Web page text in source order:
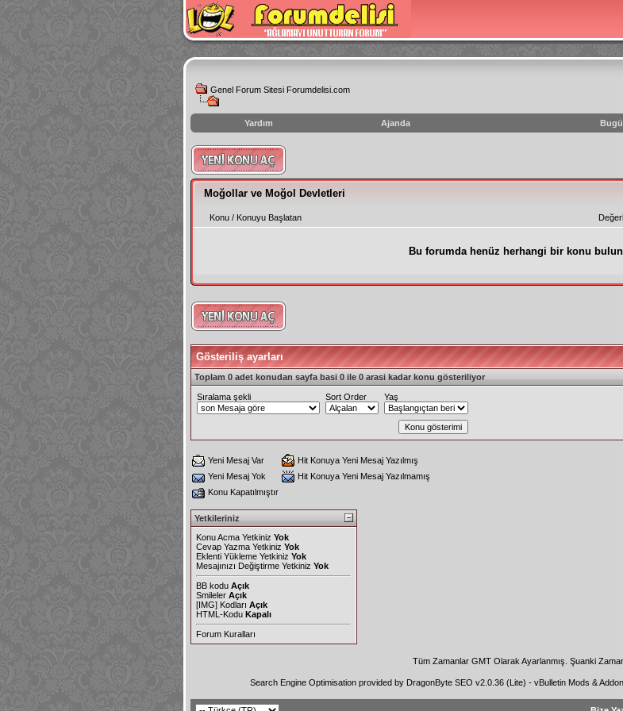
Genel Forum Sitesi Forumdelisi.com
Yardım
Ajanda
instagram
izlenme
hilesi
Moğollar ve Moğol Devletleri
Konu / Konuyu Başlatan
Bu forumda henüz herhangi bir konu
Gösteriliş ayarları
Toplam 0 adet konudan sayfa basi 0 ile 0 arasi kadar konu gösteriliyor
Sıralama şekli Sort Order Yaş
Yeni Mesaj Var
Hit Konuya Yeni Mesaj Yazılmış
Yeni Mesaj Yok
Hit Konuya Yeni Mesaj Yazılmamış
Konu Kapatılmıştır
Yetkileriniz
Konu Acma Yetkiniz Yok
Cevap Yazma Yetkiniz Yok
Eklenti Yükleme Yetkiniz Yok
Mesajınızı Değiştirme Yetkiniz Yok
BB kodu Açık
Smileler Açık
[IMG] Kodları Açık
HTML-Kodu Kapalı
Forum Kuralları
Tüm Zamanlar GMT Olarak Ayarlanmış. Şuanki
Search Engine Optimisation provided by DragonByte SEO v2.0.36 (Lite) - vBulletin Mods &